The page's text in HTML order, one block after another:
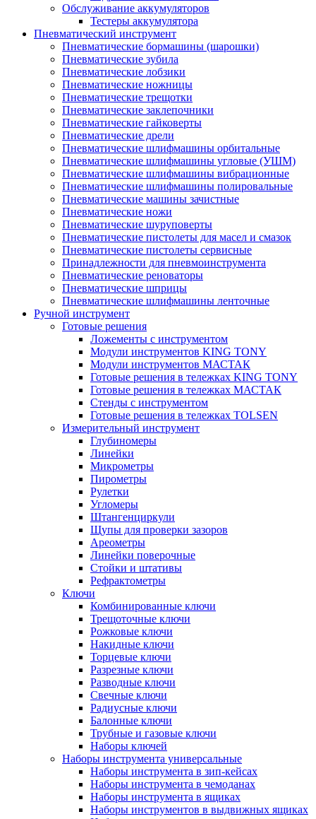
Обслуживание аккумуляторов
Тестеры аккумулятора
Пневматический инструмент
Пневматические бормашины (шарошки)
Пневматические зубила
Пневматические лобзики
Пневматические ножницы
Пневматические трещотки
Пневматические заклепочники
Пневматические гайковерты
Пневматические дрели
Пневматические шлифмашины орбитальные
Пневматические шлифмашины угловые (УШМ)
Пневматические шлифмашины вибрационные
Пневматические шлифмашины полировальные
Пневматические машины зачистные
Пневматические ножи
Пневматические шуруповерты
Пневматические пистолеты для масел и смазок
Пневматические пистолеты сервисные
Принадлежности для пневмоинструмента
Пневматические реноваторы
Пневматические шприцы
Пневматические шлифмашины ленточные
Ручной инструмент
Готовые решения
Ложементы с инструментом
Модули инструментов KING TONY
Модули инструментов МАСТАК
Готовые решения в тележках KING TONY
Готовые решения в тележках МАСТАК
Стенды с инструментом
Готовые решения в тележках TOLSEN
Измерительный инструмент
Глубиномеры
Линейки
Микрометры
Пирометры
Рулетки
Угломеры
Штангенциркули
Щупы для проверки зазоров
Ареометры
Линейки поверочные
Стойки и штативы
Рефрактометры
Ключи
Комбинированные ключи
Трещоточные ключи
Рожковые ключи
Накидные ключи
Торцевые ключи
Разрезные ключи
Разводные ключи
Свечные ключи
Радиусные ключи
Балонные ключи
Трубные и газовые ключи
Наборы ключей
Наборы инструмента универсальные
Наборы инструмента в зип-кейсах
Наборы инструмента в чемоданах
Наборы инструмента в ящиках
Наборы инструментов в выдвижных ящиках